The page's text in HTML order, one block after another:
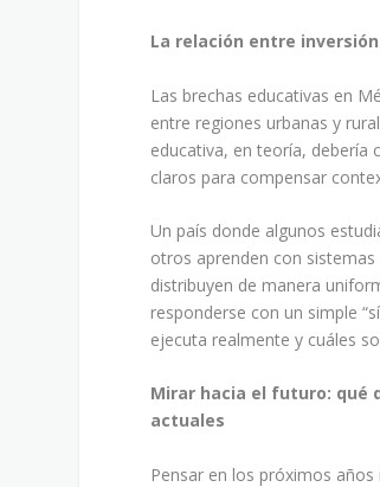
La relación entre
Las brechas educativas en
entre regiones urbanas y
educativa, en teoría, debería
claros para compensar
Un país donde algunos
otros aprenden con
distribuyen de manera
responderse con un simple
ejecuta realmente y cuáles
Mirar hacia el futuro: qué
actuales
Pensar en los próximos